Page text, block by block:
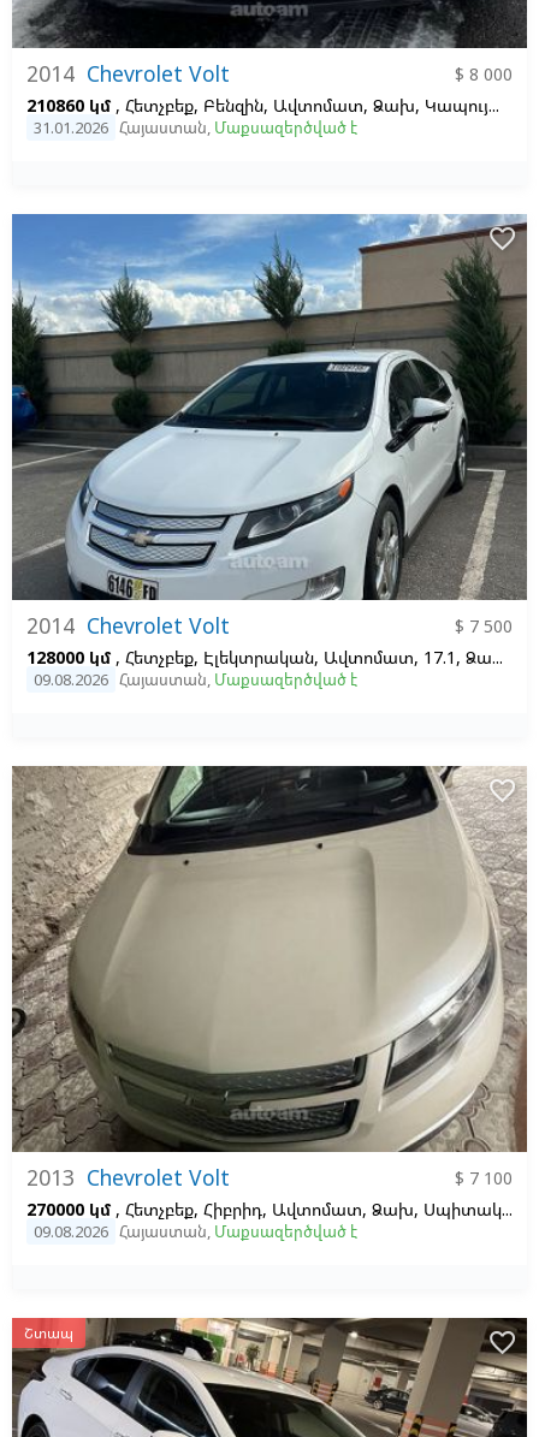
2014 Chevrolet Volt
$ 8 000
210860 կմ , Հետչբեք, Բենզին, Ավտոմատ, Ձախ, Կապույտ,
31.01.2026 Հայաստան, Մաքսազերծված է
2014 Chevrolet Volt
$ 7 500
128000 կմ , Հետչբեք, Էլեկտրական, Ավտոմատ, 17.1, Ձախ,
09.08.2026 Հայաստան, Մաքսազերծված է
favorite_border
2013 Chevrolet Volt
$ 7 100
270000 կմ , Հետչբեք, Հիբրիդ, Ավտոմատ, Ձախ, Սպիտակ,
09.08.2026 Հայաստան, Մաքսազերծված է
favorite_border
Շտապ favorite_border